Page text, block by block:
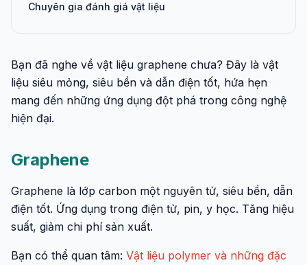
Chuyên gia đánh giá vật liệu
Bạn đã nghe về vật liệu graphene chưa? Đây là vật
liệu siêu mỏng, siêu bền và dẫn điện tốt, hứa hẹn
mang đến những ứng dụng đột phá trong công nghệ
hiện đại.
Graphene
Graphene là lớp carbon một nguyên tử, siêu bền, dẫn
điện tốt. Ứng dụng trong điện tử, pin, y học. Tăng hiệu
suất, giảm chi phí sản xuất.
Bạn có thể quan tâm: Vật liệu polymer và những đặc